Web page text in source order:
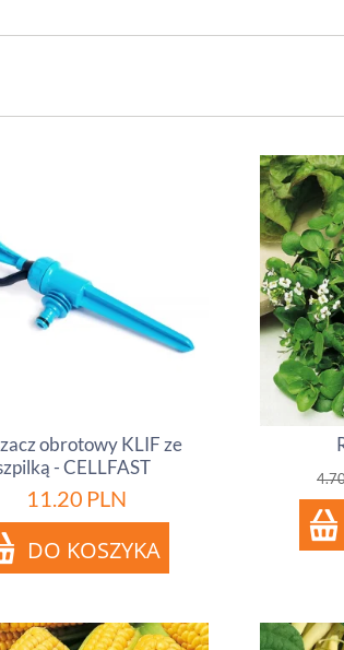
obrotowy KLIF ze
- CELLFAST
11.20 PLN